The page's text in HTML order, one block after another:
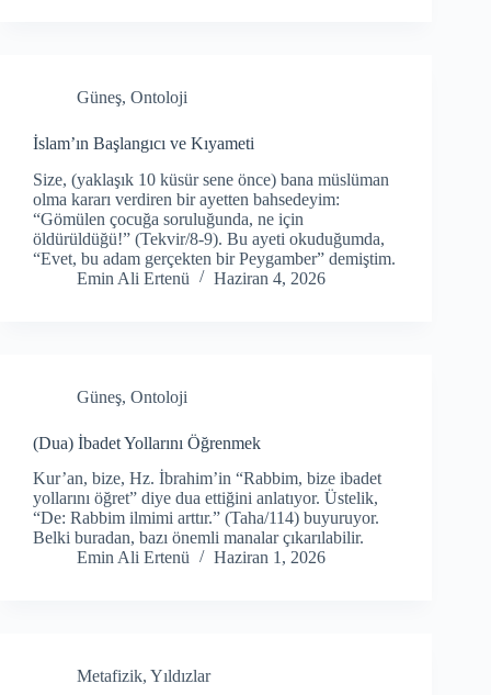
Güneş, Ontoloji
İslam’ın Başlangıcı ve Kıyameti
Size, (yaklaşık 10 küsür sene önce) bana müslüman
olma kararı verdiren bir ayetten bahsedeyim:
“Gömülen çocuğa soruluğunda, ne için
öldürüldüğü!” (Tekvir/8-9). Bu ayeti okuduğumda,
“Evet, bu adam gerçekten bir Peygamber” demiştim.
Emin Ali Ertenü
Haziran 4, 2026
Güneş, Ontoloji
(Dua) İbadet Yollarını Öğrenmek
Kur’an, bize, Hz. İbrahim’in “Rabbim, bize ibadet
yollarını öğret” diye dua ettiğini anlatıyor. Üstelik,
“De: Rabbim ilmimi arttır.” (Taha/114) buyuruyor.
Belki buradan, bazı önemli manalar çıkarılabilir.
Emin Ali Ertenü
Haziran 1, 2026
Metafizik, Yıldızlar